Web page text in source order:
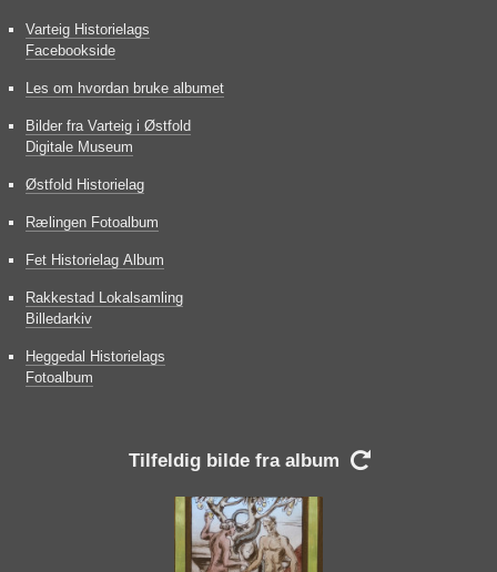
Varteig Historielags
Facebookside
Les om hvordan bruke albumet
Bilder fra Varteig i Østfold
Digitale Museum
Østfold Historielag
Rælingen Fotoalbum
Fet Historielag Album
Rakkestad Lokalsamling
Billedarkiv
Heggedal Historielags
Fotoalbum
Tilfeldig bilde fra album 